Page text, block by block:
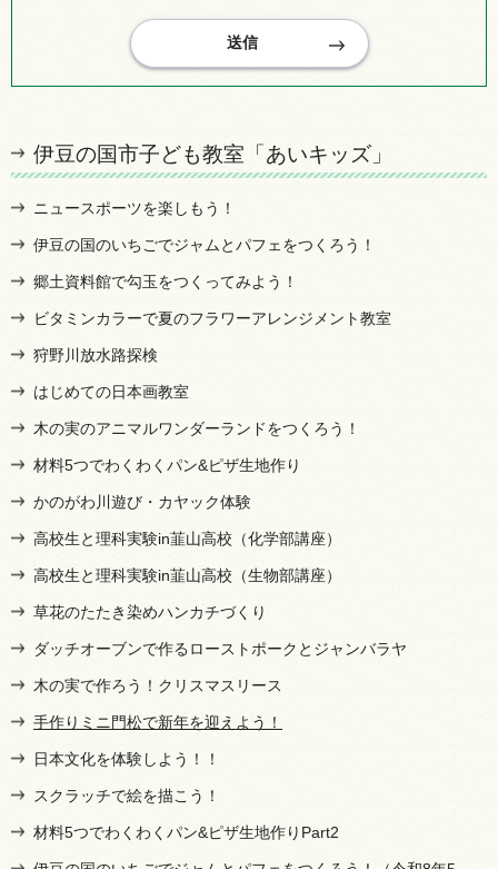
伊豆の国市子ども教室「あいキッズ」
ニュースポーツを楽しもう！
伊豆の国のいちごでジャムとパフェをつくろう！
郷土資料館で勾玉をつくってみよう！
ビタミンカラーで夏のフラワーアレンジメント教室
狩野川放水路探検
はじめての日本画教室
木の実のアニマルワンダーランドをつくろう！
材料5つでわくわくパン&ピザ生地作り
かのがわ川遊び・カヤック体験
高校生と理科実験in韮山高校（化学部講座）
高校生と理科実験in韮山高校（生物部講座）
草花のたたき染めハンカチづくり
ダッチオーブンで作るローストポークとジャンバラヤ
木の実で作ろう！クリスマスリース
手作りミニ門松で新年を迎えよう！
日本文化を体験しよう！！
スクラッチで絵を描こう！
材料5つでわくわくパン&ピザ生地作りPart2